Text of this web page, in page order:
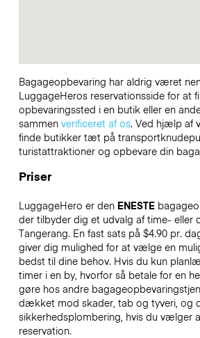
Bagageopbevaring har aldrig været
LuggageHeros reservationsside for at
opbevaringssted i en butik eller en
sammen verificeret af os. Ved hjælp af
finde butikker tæt på
turistattraktioner og opbevare din
Priser
LuggageHero er den ENESTE
der tilbyder dig et udvalg af time- eller
Tangerang. En fast sats på $4.90 pr.
giver dig mulighed for at vælge en
bedst til dine behov. Hvis du kun
timer i en by, hvorfor så betale for en
gøre hos andre
dækket mod skader, tab og tyveri, og
sikkerhedsplombering, hvis du vælger
reservation.